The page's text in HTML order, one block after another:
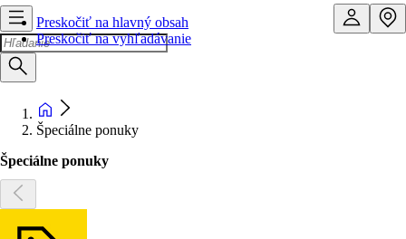
Preskočiť na hlavný obsah
Preskočiť na vyhľadávanie
Špeciálne ponuky
Špeciálne ponuky